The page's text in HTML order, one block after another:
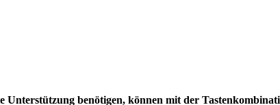
Unterstützung benötigen, können mit der